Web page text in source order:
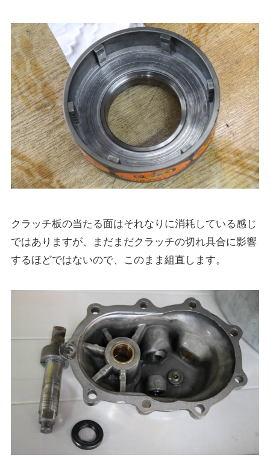
クラッチ板の当たる面はそれなりに消耗している感じ
ではありますが、まだまだクラッチの切れ具合に影響
するほどではないので、このまま組直します。